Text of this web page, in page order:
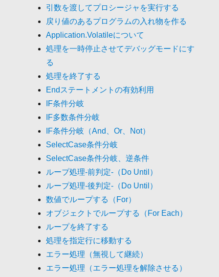
引数を渡してプロシージャを実行する
戻り値のあるプログラムの入れ物を作る
Application.Volatileについて
処理を一時停止させてデバッグモードにす
る
処理を終了する
Endステートメントの有効利用
IF条件分岐
IF多数条件分岐
IF条件分岐（And、Or、Not）
SelectCase条件分岐
SelectCase条件分岐、逆条件
ループ処理-前判定-（Do Until）
ループ処理-後判定-（Do Until）
数値でループする（For）
オブジェクトでループする（For Each）
ループを終了する
処理を指定行に移動する
エラー処理（無視して継続）
エラー処理（エラー処理を解除させる）